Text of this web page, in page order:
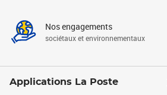
Nos engagements
sociétaux et environnementaux
Applications La Poste